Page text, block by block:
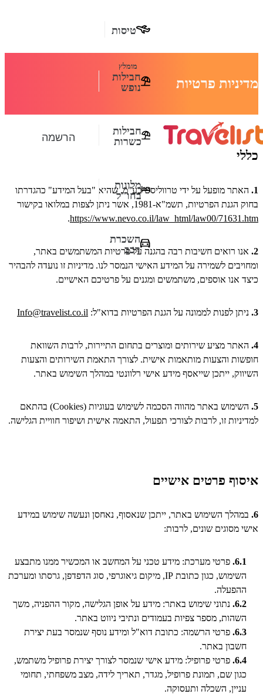
הרשמה
טיסות
מומלץ
חבילות
נופש
חבילות
כשרות
מלונות
בחו"ל
השכרת
רכב
מדיניות פרטיות
כללי
1. האתר מופעל על ידי טרווליסט בע"מ, שהיא "בעל המידע" כהגדרתו
בחוק הגנת הפרטיות, תשמ"א-1981, אשר ניתן לצפות במלואו בקישור
https://www.nevo.co.il/law_html/law00/71631.htm
.
2. אנו רואים חשיבות רבה בהגנה על פרטיות המשתמשים באתר,
ומחויבים לשמירה על המידע האישי הנמסר לנו. מדיניות זו נועדה להבהיר
כיצד אנו אוספים, משתמשים ומגנים על פרטיכם האישיים.
3. ניתן לפנות לממונה על הגנת הפרטיות בדוא"ל: Info@travelist.co.il
4. האתר מציע שירותים ומוצרים בתחום התיירות, לרבות השוואת
חופשות והצעות מותאמות אישית. לצורך התאמת השירותים והצעות
השיווק, ייתכן שייאסף מידע אישי רלוונטי במהלך השימוש באתר.
5.
השימוש באתר מהווה הסכמה לשימוש בעוגיות (Cookies) בהתאם
למדיניות זו, לרבות לצורכי תפעול, התאמה אישית ושיפור חוויית הגלישה.
איסוף פרטים אישיים
6. במהלך השימוש באתר, ייתכן שנאסוף, נאחסן ונעשה שימוש במידע
אישי מסוגים שונים, לרבות:
6.1. פרטי מערכת: מידע טכני על המחשב או המכשיר ממנו מתבצע
השימוש, כגון כתובת IP, מיקום גיאוגרפי, סוג הדפדפן, גרסתו ומערכת
ההפעלה.
6.2. נתוני שימוש באתר: מידע על אופן הגלישה, מקור ההפניה, משך
השהות, מספר צפיות בעמודים ונתיבי ניווט באתר.
6.3. פרטי הרשמה: כתובת דוא"ל ומידע נוסף שנמסר בעת יצירת
חשבון באתר.
6.4. פרטי פרופיל: מידע אישי שנמסר לצורך יצירת פרופיל משתמש,
כגון שם, תמונת פרופיל, מגדר, תאריך לידה, מצב משפחתי, תחומי
עניין, השכלה ותעסוקה.